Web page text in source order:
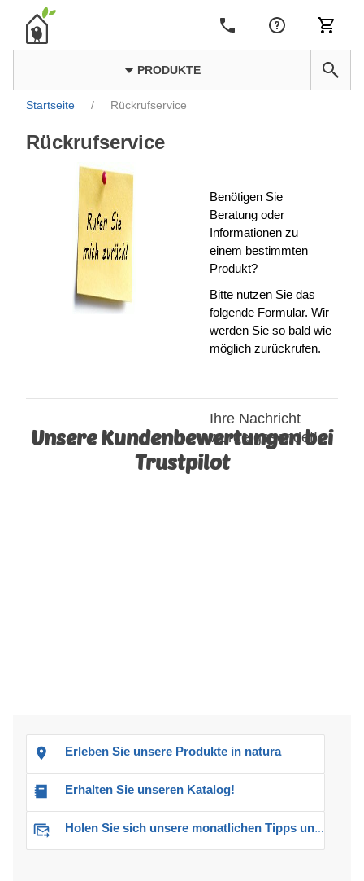
PRODUKTE
Startseite / Rückrufservice
Rückrufservice
Benötigen Sie
Beratung oder
Informationen zu
einem bestimmten
Produkt?
Bitte nutzen Sie das
folgende Formular. Wir
werden Sie so bald wie
möglich zurückrufen.
Ihre Nachricht
wurde gesendet!
Unsere Kundenbewertungen bei
Trustpilot
Erleben Sie unsere Produkte in natura
Erhalten Sie unseren Katalog!
Holen Sie sich unsere monatlichen Tipps und Angebote